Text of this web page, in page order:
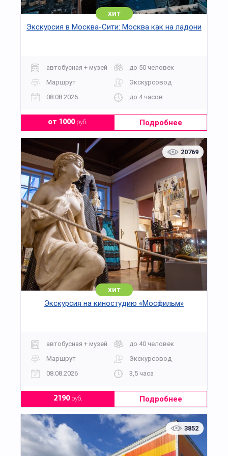
хит
Экскурсия в Москва-Сити: Москва как на ладони
автобусная + музей
до 50 человек
Маршрут
Экскурсовод
08.08.2026
до 4 часов
от 1000руб. Подробнее
20769
хит
Экскурсия на киностудию «Мосфильм»
автобусная + музей
до 40 человек
Маршрут
Экскурсовод
08.08.2026
3,5 часа
2190руб. Подробнее
3852